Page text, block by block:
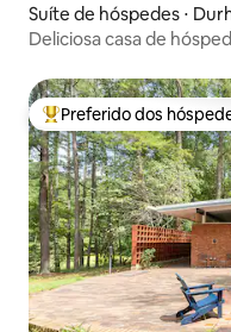
Suíte de hóspedes ⋅
Deliciosa casa de
Entre os melhores
Preferido dos